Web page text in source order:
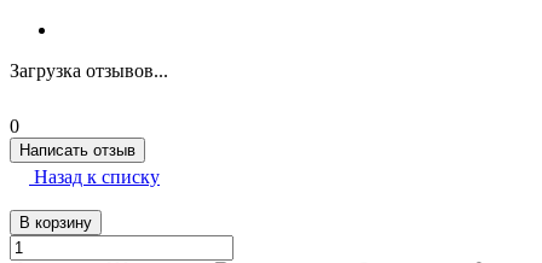
Загрузка отзывов...
0
Написать отзыв
Назад к списку
В корзину